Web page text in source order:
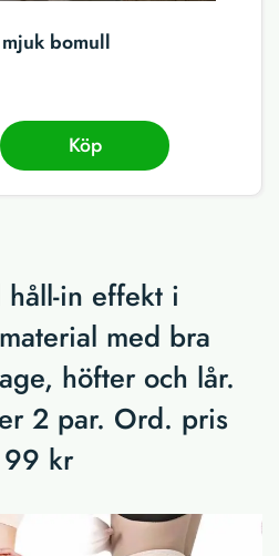
bomull
Köp
håll-in effekt i
med bra
höfter och lår.
2 par. Ord. pris
kr